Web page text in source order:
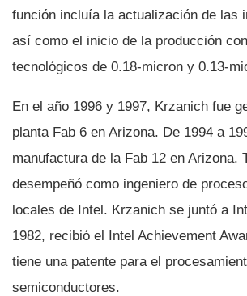
función incluí­a la actualización de las
así­ como el inicio de la producción
tecnológicos de 0.18-micron y 0.13-
En el año 1996 y 1997, Krzanich fue
planta Fab 6 en Arizona. De 1994 a
manufactura de la Fab 12 en Arizona.
desempeñó como ingeniero de
locales de Intel. Krzanich se juntó a
1982, recibió el Intel Achievement
tiene una patente para el
semiconductores.